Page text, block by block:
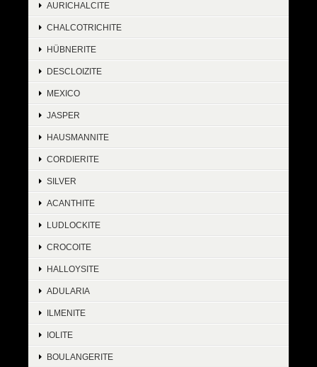
AURICHALCITE
CHALCOTRICHITE
HÜBNERITE
DESCLOIZITE
MEXICO
JASPER
HAUSMANNITE
CORDIERITE
SILVER
ACANTHITE
LUDLOCKITE
CROCOITE
HALLOYSITE
ADULARIA
ILMENITE
IOLITE
BOULANGERITE